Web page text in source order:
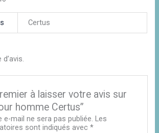
Certus
à laisser votre avis sur
homme Certus”
e-mail ne sera pas publiée. Les
sont indiqués avec *